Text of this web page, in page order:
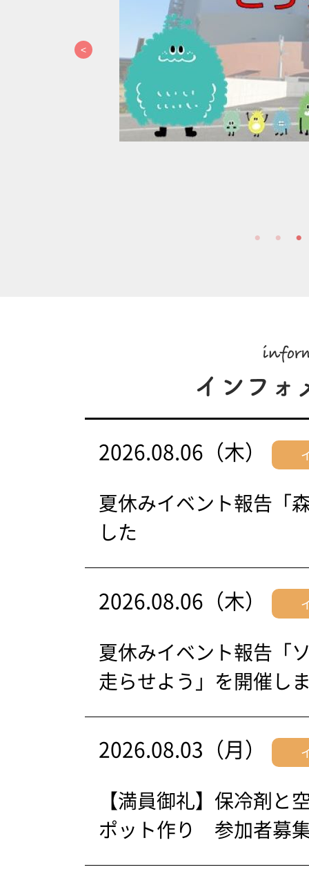
2026.08.06（木）
夏休みイベント報告「
した
2026.08.06（木）
夏休みイベント報告「
走らせよう」を開催し
2026.08.03（月）
【満員御礼】保冷剤と
ポット作り 参加者募